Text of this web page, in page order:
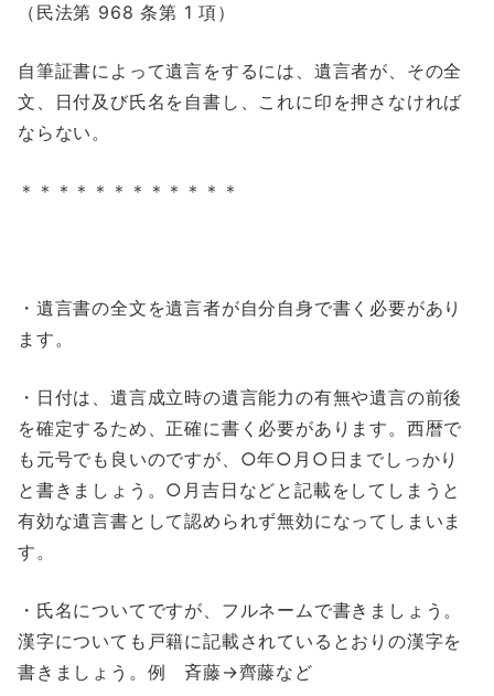
（民法第 968条第 1項）
自筆証書によって遺言をするには、遺言者が、その全
文、日付及び氏名を自書し、これに印を押さなければ
ならない。
＊＊＊＊＊＊＊＊＊＊＊＊
・ 遺言書の全文を遺言者が自分自身で書く必要があり
ます。
・日付は、遺言成立時の遺言能力の有無や遺言の前後
を確定するため、正確に書く必要があります。西暦で
も元号でも良いのですが、 ○年○月○日までしっかり
と書きましょう。○月吉日などと記載をしてしまうと
有効な遺言書として認められず無効になってしまいま
す。
・氏名についてですが、フルネームで書きましょう。
漢字についても戸籍に記載されているとおりの漢字を
書きましょう。例 斉藤→齊藤など